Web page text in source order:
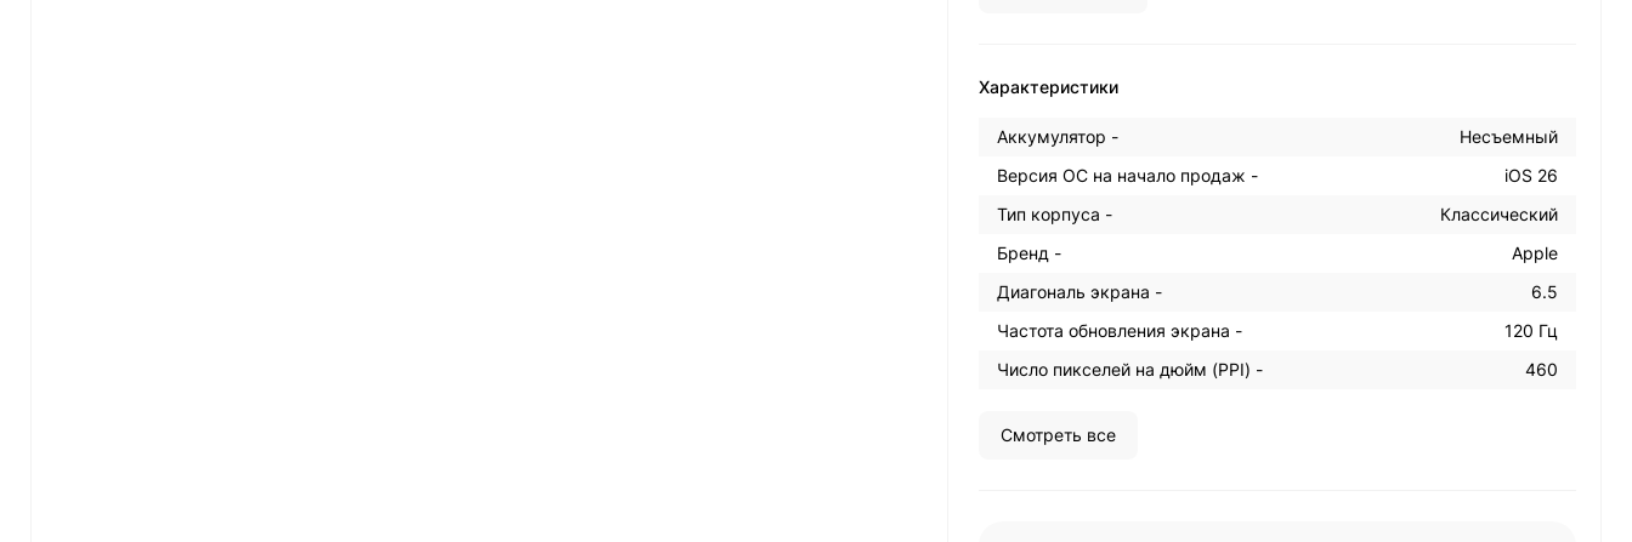
Характеристики
Аккумулятор -
Несъемный
Версия ОС на начало продаж -
iOS 26
Тип корпуса -
Классический
Бренд -
Apple
Диагональ экрана -
6.5
Частота обновления экрана -
120 Гц
Число пикселей на дюйм (PPI) -
460
Смотреть все